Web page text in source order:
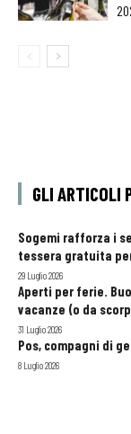
GLI ARTICOLI
Sogemi rafforza i
tessera gratuita
29 Luglio 2026
Aperti per ferie.
vacanze (o da
31 Luglio 2026
Pos, compagni di
8 Luglio 2026